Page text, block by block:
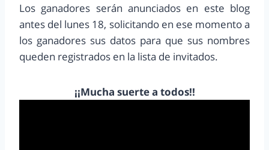
Los ganadores serán anunciados en este blog
antes del lunes 18, solicitando en ese momento a
los ganadores sus datos para que sus nombres
queden registrados en la lista de invitados.
¡¡Mucha suerte a todos!!